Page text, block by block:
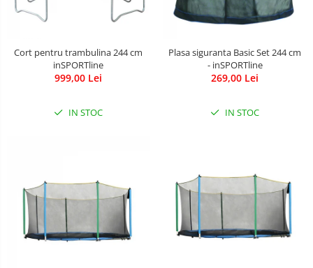
Cort pentru trambulina 244 cm
inSPORTline
999,00 Lei
IN STOC
Plasa siguranta Basic Set 244 cm
- inSPORTline
269,00 Lei
IN STOC